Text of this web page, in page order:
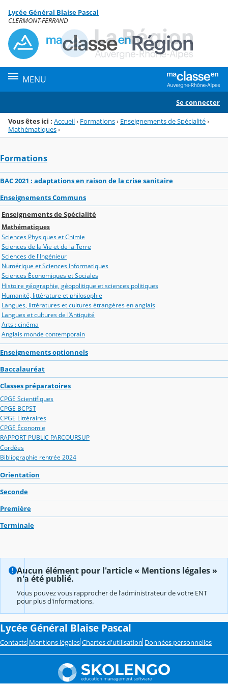
Menu de la rubrique
Contenu
Lycée Général Blaise Pascal
CLERMONT-FERRAND
MENU
Se connecter
Vous êtes ici : Accueil› Formations› Enseignements de Spécialité›
Mathématiques›
Formations
BAC 2021 : adaptations en raison de la crise sanitaire
Enseignements Communs
Enseignements de Spécialité
Mathématiques
Sciences Physiques et Chimie
Sciences de la Vie et de la Terre
Sciences de l'Ingénieur
Numérique et Sciences Informatiques
Sciences Économiques et Sociales
Histoire géographie, géopolitique et sciences politiques
Humanité, littérature et philosophie
Langues, littératures et cultures étrangères en anglais
Langues et cultures de l’Antiquité
Arts : cinéma
Anglais monde contemporain
Enseignements optionnels
Baccalauréat
Classes préparatoires
CPGE Scientifiques
CPGE BCPST
CPGE Littéraires
CPGE Économie
RAPPORT PUBLIC PARCOURSUP
Cordées
Bibliographie rentrée 2024
Orientation
Seconde
Première
Terminale
Aucun élément pour l'article « Mentions légales »
n'a été publié.
Vous pouvez vous rapprocher de l'administrateur de votre ENT
pour plus d'informations.
Lycée Général Blaise Pascal
Contacts Mentions légales Chartes d'utilisation Données personnelles